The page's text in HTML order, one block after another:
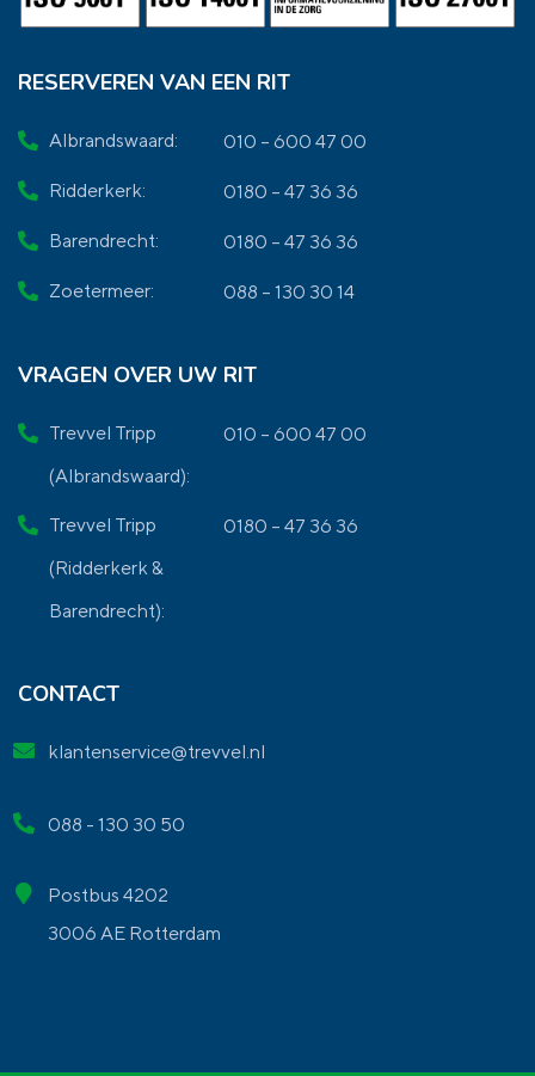
RESERVEREN VAN EEN RIT
Albrandswaard: 010 – 600 47 00
Ridderkerk: 0180 – 47 36 36
Barendrecht: 0180 – 47 36 36
Zoetermeer: 088 – 130 30 14
VRAGEN OVER UW RIT
Trevvel Tripp
(Albrandswaard):
010 – 600 47 00
Trevvel Tripp
(Ridderkerk &
Barendrecht):
0180 – 47 36 36
CONTACT
klantenservice@trevvel.nl
088 - 130 30 50
Postbus 4202
3006 AE Rotterdam